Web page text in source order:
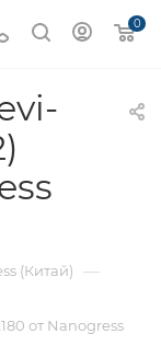
0
(Китай) —
от Nanogress